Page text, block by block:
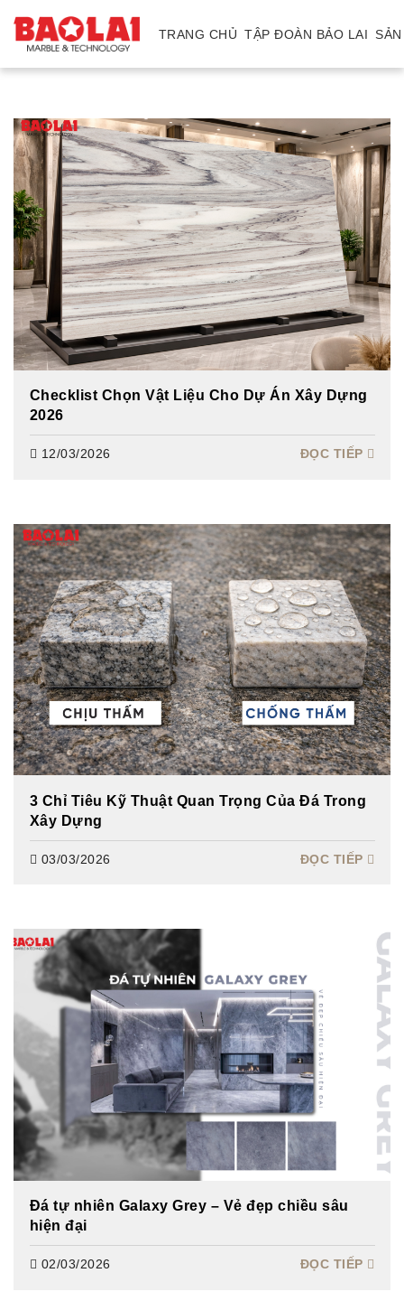
TRANG CHỦ TẬP ĐOÀN BẢO LAI
Trang
chủ
Tập
Đoàn
Bảo
Lai
Mỏ
Nhà
máy
Sản
phẩm
Đá
tự
nhiên
thạch
nhân
trang
trí
Bột
đá
Hạt
nhựa
Thư
viện
Showroom
E-
brochure
Tin
tức
tức
Sự
kiện
&
hệ
Checklist Chọn Vật Liệu Cho Dự Án Xây Dựng
2026
12/03/2026 ĐỌC TIẾP
3 Chỉ Tiêu Kỹ Thuật Quan Trọng Của Đá Trong
Xây Dựng
03/03/2026 ĐỌC TIẾP
Đá tự nhiên Galaxy Grey – Vẻ đẹp chiều sâu
hiện đại
02/03/2026 ĐỌC TIẾP